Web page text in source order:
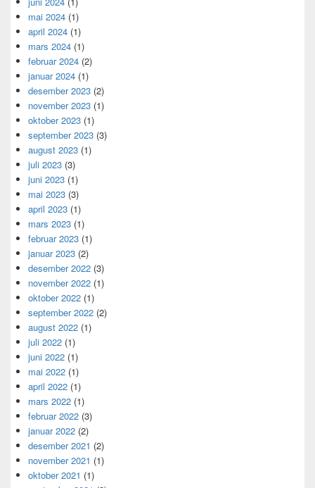
mai 2024 (1)
april 2024 (1)
mars 2024 (1)
februar 2024 (2)
januar 2024 (1)
desember 2023 (2)
november 2023 (1)
oktober 2023 (1)
september 2023 (3)
august 2023 (1)
juli 2023 (3)
juni 2023 (1)
mai 2023 (3)
april 2023 (1)
mars 2023 (1)
februar 2023 (1)
januar 2023 (2)
desember 2022 (3)
november 2022 (1)
oktober 2022 (1)
september 2022 (2)
august 2022 (1)
juli 2022 (1)
juni 2022 (1)
mai 2022 (1)
april 2022 (1)
mars 2022 (1)
februar 2022 (3)
januar 2022 (2)
desember 2021 (2)
november 2021 (1)
oktober 2021 (1)